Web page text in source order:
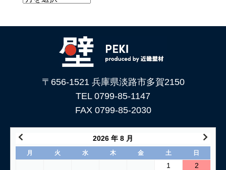
〒656-1521 兵庫県淡路市多賀2150
TEL 0799-85-1147
FAX 0799-85-2030
2026 年 8 月
月 火 水 木 金 土 日
1
2